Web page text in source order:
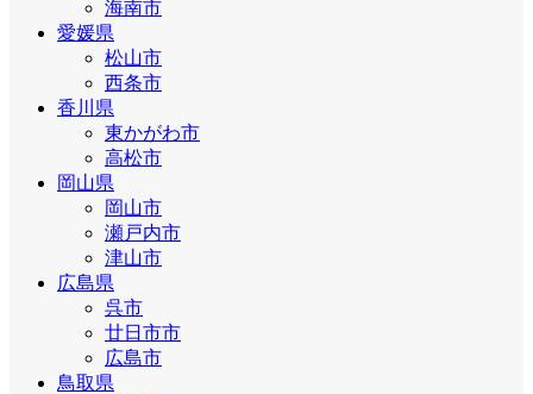
海南市
愛媛県
松山市
西条市
香川県
東かがわ市
高松市
岡山県
岡山市
瀬戸内市
津山市
広島県
呉市
廿日市市
広島市
鳥取県